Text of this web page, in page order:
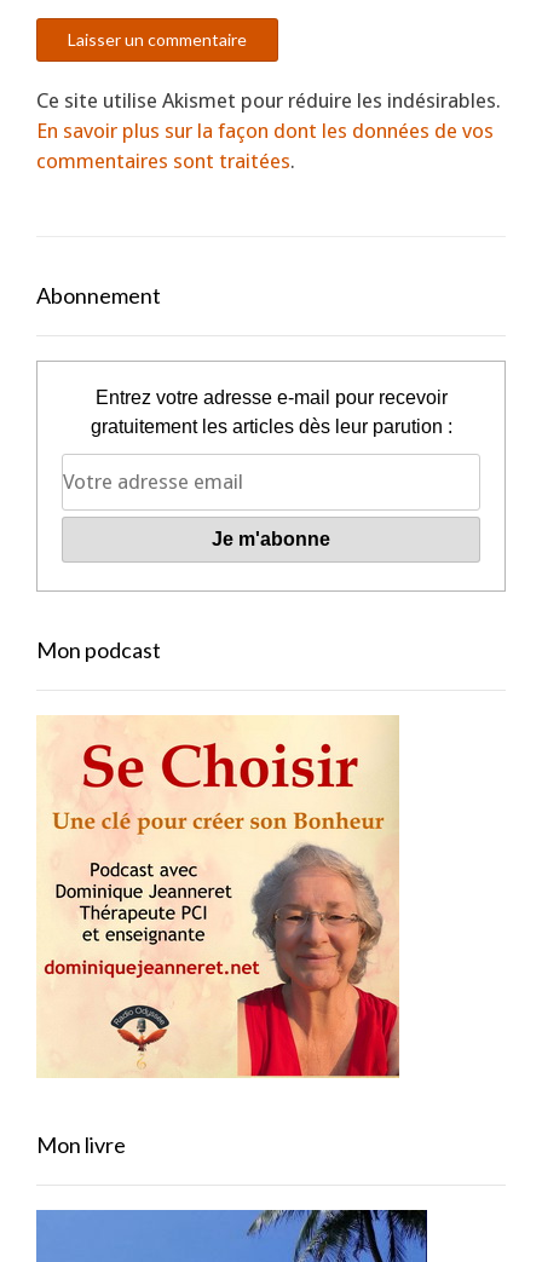
Ce site utilise Akismet pour réduire les indésirables.
En savoir plus sur la façon dont les données de vos
commentaires sont traitées.
Abonnement
Entrez votre adresse e-mail pour recevoir
gratuitement les articles dès leur parution :
Mon podcast
Mon livre